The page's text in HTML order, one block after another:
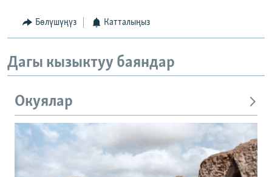
Бөлүшүңүз Катталыңыз
Дагы кызыктуу баяндар
Окуялар